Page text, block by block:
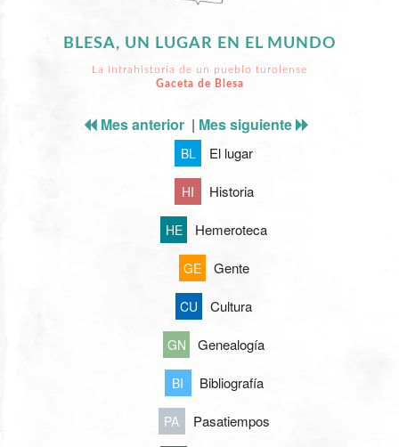
BLESA, UN LUGAR EN EL MUNDO
La intrahistoria de un pueblo turolense
Gaceta de Blesa
Mes anterior| Mes siguiente
BL El lugar
HI Historia
HE Hemeroteca
GE Gente
CU Cultura
GN Genealogía
BI Bibliografía
PA Pasatiempos